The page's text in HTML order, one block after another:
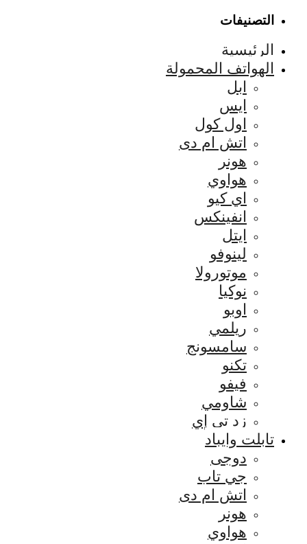
التصنيفات
الرئيسية
الهواتف المحمولة
ابل
ايس
اول كول
اتش ام دى
هونر
هواوي
اي كيو
انفينكس
ايتل
لينوفو
موتورولا
نوكيا
اوبو
ريلمي
سامسونج
تكنو
فيفو
شاومي
زد تي إي
تابلت وايباد
دوجى
جي تاب
اتش ام دى
هونر
هواوي